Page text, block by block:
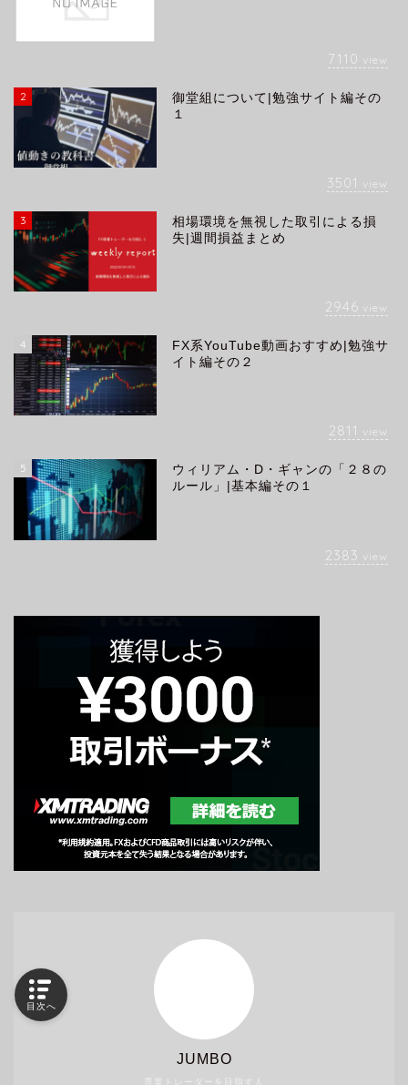
7110 view
2
御堂組について|勉強サイト編その
１
3501 view
3
相場環境を無視した取引による損
失|週間損益まとめ
2946 view
4
FX系YouTube動画おすすめ|勉強サ
イト編その２
2811 view
5
ウィリアム・D・ギャンの「２８の
ルール」|基本編その１
2383 view
専業トレーダーを目指す人
JUMBO
目次へ